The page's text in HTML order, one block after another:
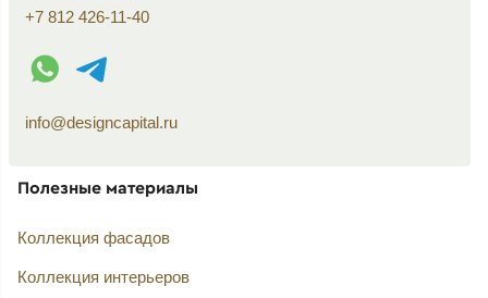
+7 812 426-11-40
WhatsApp контакт
Telegram контакт
info@designcapital.ru
Полезные материалы
Коллекция фасадов
Коллекция интерьеров